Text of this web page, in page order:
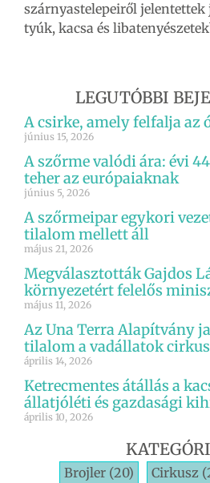
szárnyastelepeiről
tyúk, kacsa és
LEGUTÓBBI
A csirke, amely felfalja az
június 15, 2026
A szőrme valódi ára: évi
teher az európaiaknak
június 5, 2026
A szőrmeipar egykori
tilalom mellett áll
május 21, 2026
Megválasztották Gajdos
környezetért felelős
május 11, 2026
Az Una Terra Alapítvány
tilalom a vadállatok
április 14, 2026
Ketrecmentes átállás a
állatjóléti és gazdasági
április 10, 2026
Brojler (20) Cirkusz